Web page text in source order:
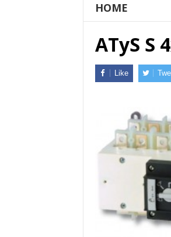
HOME
ATyS S
Like